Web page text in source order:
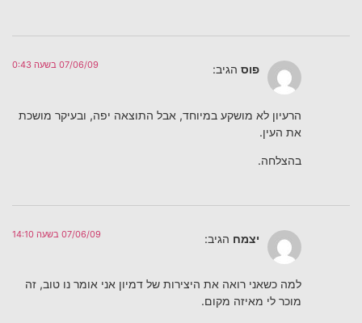
פוס הגיב: 07/06/09 בשעה 0:43
הרעיון לא מושקע במיוחד, אבל התוצאה יפה, ובעיקר מושכת
את העין.
בהצלחה.
יצמח הגיב: 07/06/09 בשעה 14:10
למה כשאני רואה את היצירות של דמיון אני אומר נו טוב, זה
מוכר לי מאיזה מקום.